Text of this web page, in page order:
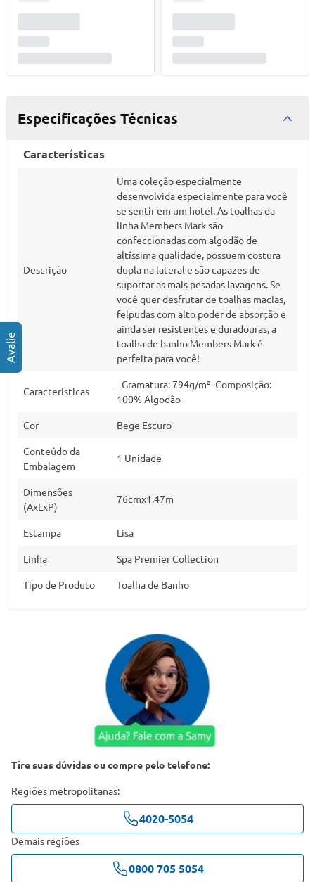
Especificações Técnicas
Características
Descrição
Uma coleção especialmente
desenvolvida especialmente para você
se sentir em um hotel. As toalhas da
linha Members Mark são
confeccionadas com algodão de
altíssima qualidade, possuem costura
dupla na lateral e são capazes de
suportar as mais pesadas lavagens. Se
você quer desfrutar de toalhas macias,
felpudas com alto poder de absorção e
ainda ser resistentes e duradouras, a
toalha de banho Members Mark é
perfeita para você!
Características
_Gramatura: 794g/m² -Composição:
100% Algodão
Cor Bege Escuro
Conteúdo da
Embalagem
1 Unidade
Dimensões
(AxLxP)
76cmx1,47m
Estampa Lisa
Linha Spa Premier Collection
Tipo de Produto Toalha de Banho
Tire suas dúvidas ou compre pelo telefone:
Regiões metropolitanas:
4020-5054
Demais regiões
0800 705 5054